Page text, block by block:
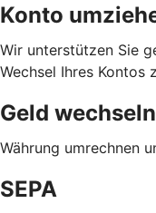
Konto
Wir unterstützen Sie
Wechsel Ihres Kontos
Geld wechseln
Währung umrechnen
SEPA